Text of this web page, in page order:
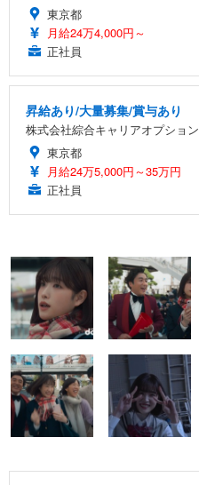
東京都
月給24万4,000円～
正社員
昇給あり/大量募集/賞与あり
株式会社綜合キャリアオプション
東京都
月給24万5,000円～35万円
正社員